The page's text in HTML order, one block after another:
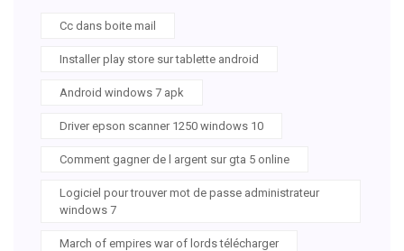
Cc dans boite mail
Installer play store sur tablette android
Android windows 7 apk
Driver epson scanner 1250 windows 10
Comment gagner de l argent sur gta 5 online
Logiciel pour trouver mot de passe administrateur
windows 7
March of empires war of lords télécharger